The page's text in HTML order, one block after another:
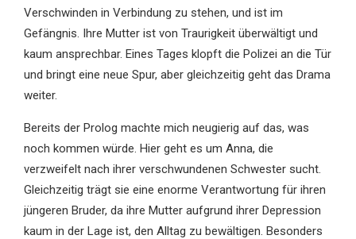
Verschwinden in Verbindung zu stehen, und ist im
Gefängnis. Ihre Mutter ist von Traurigkeit überwältigt und
kaum ansprechbar. Eines Tages klopft die Polizei an die Tür
und bringt eine neue Spur, aber gleichzeitig geht das Drama
weiter.
Bereits der Prolog machte mich neugierig auf das, was
noch kommen würde. Hier geht es um Anna, die
verzweifelt nach ihrer verschwundenen Schwester sucht.
Gleichzeitig trägt sie eine enorme Verantwortung für ihren
jüngeren Bruder, da ihre Mutter aufgrund ihrer Depression
kaum in der Lage ist, den Alltag zu bewältigen. Besonders